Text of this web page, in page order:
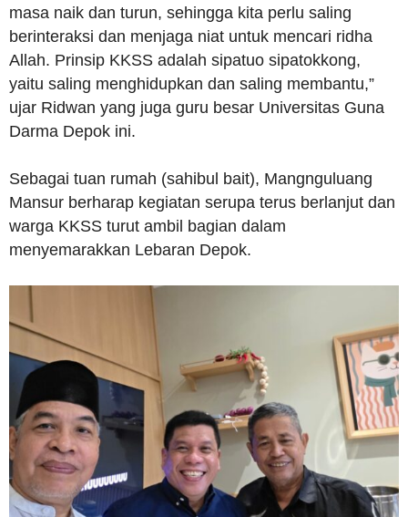
masa naik dan turun, sehingga kita perlu saling
berinteraksi dan menjaga niat untuk mencari ridha
Allah. Prinsip KKSS adalah sipatuo sipatokkong,
yaitu saling menghidupkan dan saling membantu,”
ujar Ridwan yang juga guru besar Universitas Guna
Darma Depok ini.
Sebagai tuan rumah (sahibul bait), Mangnguluang
Mansur berharap kegiatan serupa terus berlanjut dan
warga KKSS turut ambil bagian dalam
menyemarakkan Lebaran Depok.